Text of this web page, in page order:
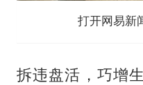
打开网易新
拆违盘活，巧增